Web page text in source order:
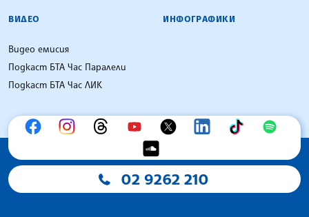
ВИДЕО
Видео емисия
Подкаст БТА Час Паралели
Подкаст БТА Час ЛИК
ИНФОГРАФИКИ
02 9262 210